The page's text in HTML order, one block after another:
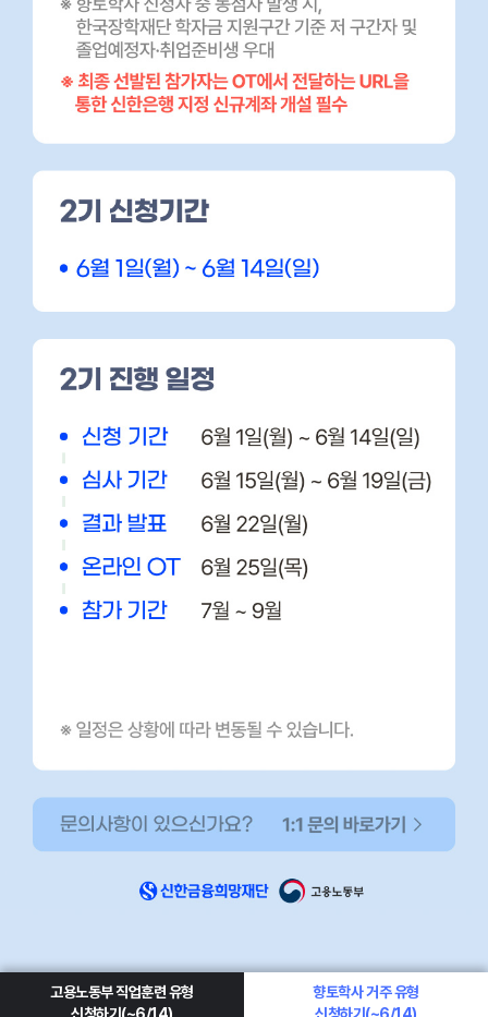
고용노동부 직업훈련 유형
향토학사 거주 유형